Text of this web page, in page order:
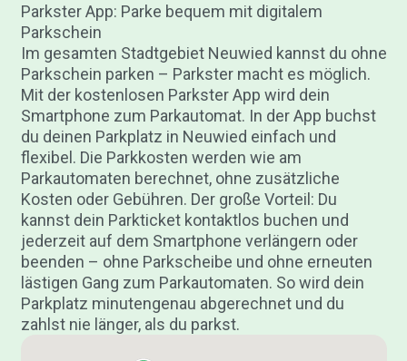
Parkster App: Parke bequem mit digitalem
Parkschein
Im gesamten Stadtgebiet Neuwied kannst du ohne
Parkschein parken – Parkster macht es möglich.
Mit der kostenlosen Parkster App wird dein
Smartphone zum Parkautomat. In der App buchst
du deinen Parkplatz in Neuwied einfach und
flexibel. Die Parkkosten werden wie am
Parkautomaten berechnet, ohne zusätzliche
Kosten oder Gebühren. Der große Vorteil: Du
kannst dein Parkticket kontaktlos buchen und
jederzeit auf dem Smartphone verlängern oder
beenden – ohne Parkscheibe und ohne erneuten
lästigen Gang zum Parkautomaten. So wird dein
Parkplatz minutengenau abgerechnet und du
zahlst nie länger, als du parkst.